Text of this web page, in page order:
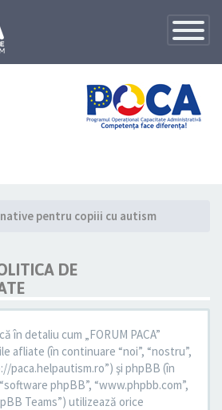
Toggle
pentru copiii cu autism
DE
în detaliu cum „FORUM PACA”
afliate (în continuare “noi”, “nostru”,
paca.helpautism.ro”) şi phpBB (în
phpBB”, “www.phpbb.com”,
Teams”) utilizează orice